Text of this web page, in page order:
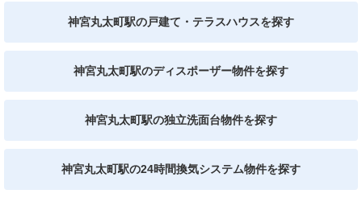
神宮丸太町駅の戸建て・テラスハウスを探す
神宮丸太町駅のディスポーザー物件を探す
神宮丸太町駅の独立洗面台物件を探す
神宮丸太町駅の24時間換気システム物件を探す